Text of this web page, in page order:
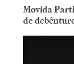
Movida
de